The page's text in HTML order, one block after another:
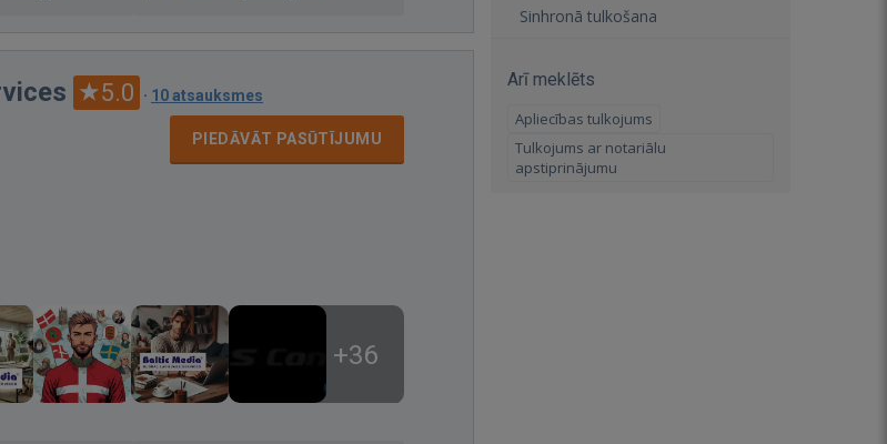
5.0 · 10 atsauksmes
PIEDĀVĀT PASŪTĪJUMU
+36
Sinhronā tulkošana
Arī meklēts
Apliecības tulkojums
Tulkojums ar notariālu
apstiprinājumu